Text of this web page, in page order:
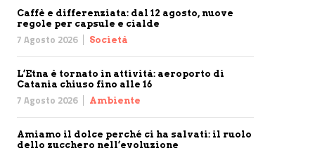
Caffè e differenziata: dal 12 agosto, nuove
regole per capsule e cialde
7 Agosto 2026 Società
L’Etna è tornato in attività: aeroporto di
Catania chiuso fino alle 16
7 Agosto 2026 Ambiente
Amiamo il dolce perché ci ha salvati: il ruolo
dello zucchero nell’evoluzione